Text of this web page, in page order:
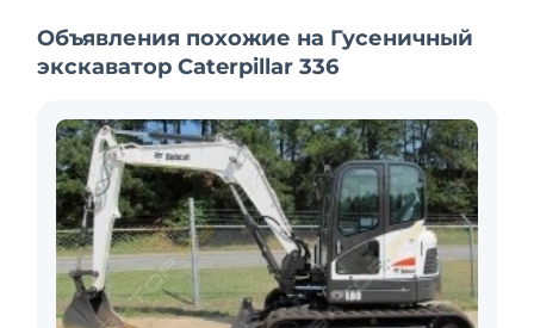
Объявления похожие на Гусеничный
экскаватор Caterpillar 336